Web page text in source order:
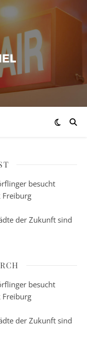
besucht
Freiburg
der Zukunft sind
besucht
Freiburg
der Zukunft sind